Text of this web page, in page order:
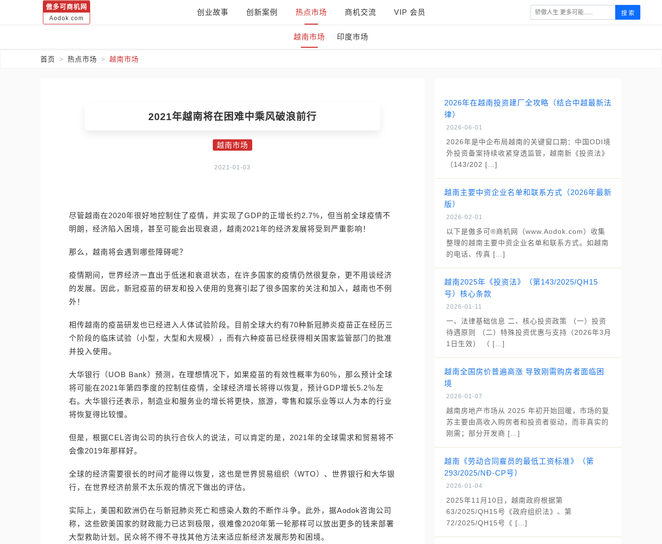
傲多可商机网
Aodok.com
创业故事 创新案例 热点市场 商机交流 VIP 会员 搜 索
越南市场 印度市场
首页 热点市场 越南市场
2021年越南将在困难中乘风破浪前行
越南市场
2021-01-03
尽管越南在2020年很好地控制住了疫情，并实现了GDP的正增长约2.7%，但当前全球疫情不
明朗，经济陷入困境，甚至可能会出现衰退，越南2021年的经济发展将受到严重影响！
那么，越南将会遇到哪些障碍呢？
疫情期间，世界经济一直出于低迷和衰退状态，在许多国家的疫情仍然很复杂，更不用谈经济
的发展。因此，新冠疫苗的研发和投入使用的竞赛引起了很多国家的关注和加入，越南也不例
外！
相传越南的疫苗研发也已经进入人体试验阶段。目前全球大约有70种新冠肺炎疫苗正在经历三
个阶段的临床试验（小型，大型和大规模），而有六种疫苗已经获得相关国家监管部门的批准
并投入使用。
大华银行（UOB Bank）预测，在理想情况下，如果疫苗的有效性概率为60％，那么预计全球
将可能在2021年第四季度的控制住疫情，全球经济增长将得以恢复，预计GDP增长5.2％左
右。大华银行还表示，制造业和服务业的增长将更快，旅游，零售和娱乐业等以人为本的行业
将恢复得比较慢。
但是，根据CEL咨询公司的执行合伙人的说法，可以肯定的是，2021年的全球需求和贸易将不
会像2019年那样好。
全球的经济需要很长的时间才能得以恢复，这也是世界贸易组织（WTO）、世界银行和大华银
行，在世界经济前景不太乐观的情况下做出的评估。
实际上，美国和欧洲仍在与新冠肺炎死亡和感染人数的不断作斗争。此外，据Aodok咨询公司
称，这些欧美国家的财政能力已达到极限，很难像2020年第一轮那样可以放出更多的钱来部署
大型救助计划。民众将不得不寻找其他方法来适应新经济发展形势和困境。
2026年在越南投资建厂全攻略（结合中越最新法
律）
2026-06-01
2026年是中企布局越南的关键窗口期：中国ODI境
外投资备案持续收紧穿透监管，越南新《投资法》
（143/202 […]
越南主要中资企业名单和联系方式（2026年最新
版）
2026-02-01
以下是傲多可®商机网（www.Aodok.com）收集
整理的越南主要中资企业名单和联系方式。如越南
的电话、传真 […]
越南2025年《投资法》（第143/2025/QH15
号）核心条款
2026-01-11
一、法律基础信息 二、核心投资政策 （一）投资
待遇原则 （二）特殊投资优惠与支持（2026年3月
1日生效） （ […]
越南全国房价普遍高涨 导致刚需购房者面临困
境
2026-01-07
越南房地产市场从 2025 年初开始回暖，市场的复
苏主要由高收入购房者和投资者驱动，而非真实的
刚需；部分开发商 […]
越南《劳动合同雇员的最低工资标准》（第
293/2025/NĐ-CP号）
2026-01-04
2025年11月10日，越南政府根据第
63/2025/QH15号《政府组织法》、第
72/2025/QH15号《 […]